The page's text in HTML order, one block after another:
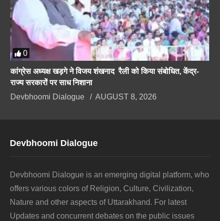
0
कांग्रेस अध्यक्ष खड़गे ने विजय शंखनाद रैली को किया संबोधित, केंद्र-
राज्य सरकारों पर साध निशाना
Devbhoomi Dialogue
AUGUST 8, 2026
Devbhoomi Dialogue
Devbhoomi Dialogue is an emerging digital platform, who
offers various colors of Religion, Culture, Civilization,
Nature and other aspects of Uttarakhand. For latest
Updates and concurrent debates on the public issues